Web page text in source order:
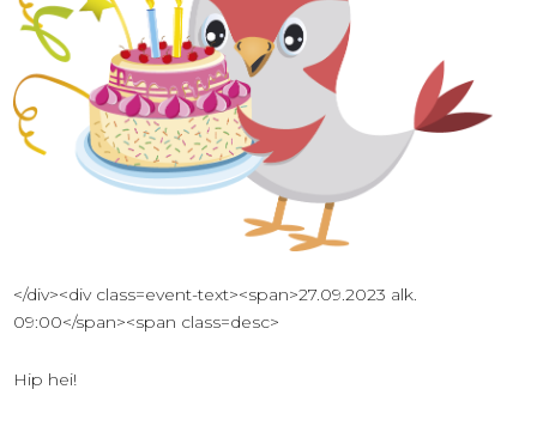
</div><div class=event-text><span>27.09.2023 alk.
09:00</span><span class=desc>
Hip hei!